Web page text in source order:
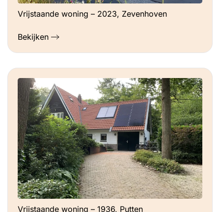
Vrijstaande woning – 2023, Zevenhoven
Bekijken
Vrijstaande woning – 1936, Putten